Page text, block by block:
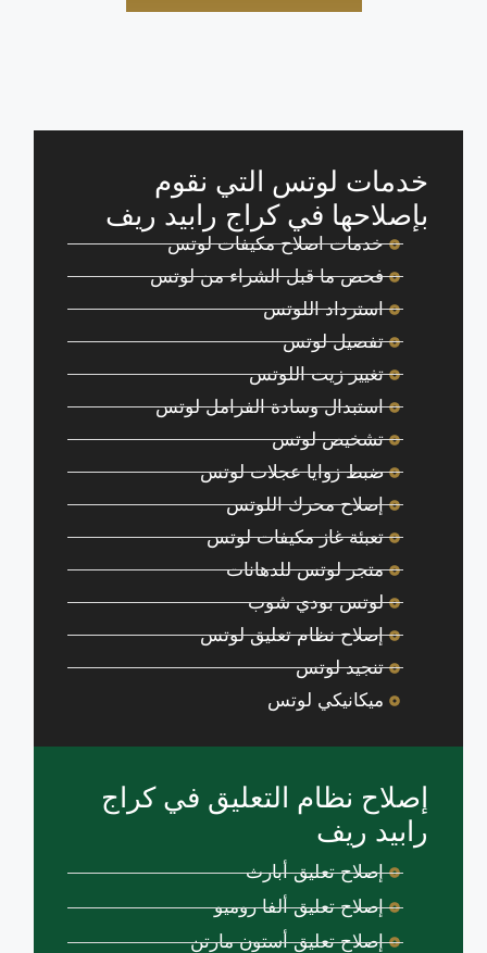
خدمات لوتس التي نقوم
بإصلاحها في كراج رابيد ريف
خدمات اصلاح مكيفات لوتس
فحص ما قبل الشراء من لوتس
استرداد اللوتس
تفصيل لوتس
تغيير زيت اللوتس
استبدال وسادة الفرامل لوتس
تشخيص لوتس
ضبط زوايا عجلات لوتس
إصلاح محرك اللوتس
تعبئة غاز مكيفات لوتس
متجر لوتس للدهانات
لوتس بودي شوب
إصلاح نظام تعليق لوتس
تنجيد لوتس
ميكانيكي لوتس
إصلاح نظام التعليق في كراج
رابيد ريف
إصلاح تعليق أبارث
إصلاح تعليق ألفا روميو
إصلاح تعليق أستون مارتن